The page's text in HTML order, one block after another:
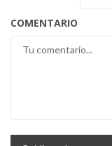
COMENTARIO